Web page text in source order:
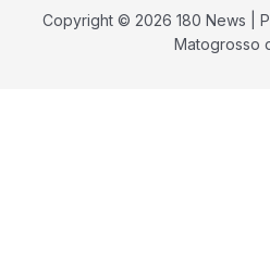
Copyright © 2026 180 News |
Matogrosso